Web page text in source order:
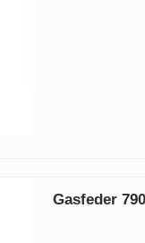
Gasfeder